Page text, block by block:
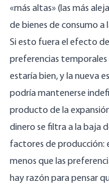
«más altas» (las más
de bienes de consumo a
Si esto fuera el efecto
preferencias
estaría bien, y la nueva
podría mantenerse
producto de la
dinero se filtra a la baja
factores de producción:
menos que las
hay razón para pensar